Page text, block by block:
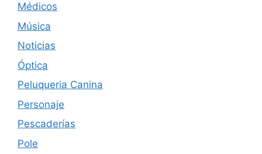
Médicos
Música
Noticias
Óptica
Peluqueria Canina
Personaje
Pescaderías
Pole